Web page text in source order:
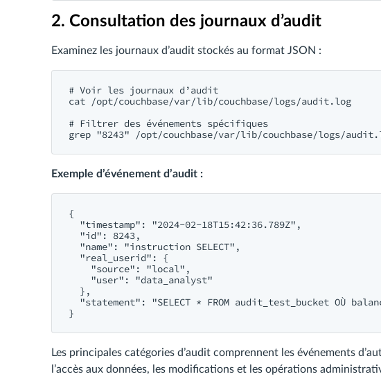
2. Consultation des journaux d’audit
Examinez les journaux d’audit stockés au format JSON :
# Voir les journaux d’audit
cat /opt/couchbase/var/lib/couchbase/logs/audit.log
# Filtrer des événements spécifiques
Exemple d’événement d’audit :
{
  "timestamp": "2024-02-18T15:42:36.789Z",
  "id": 8243,
  "name": "instruction S​E​L​E​C​T",
  "real_userid": {
    "source": "local",
    "user": "data_analyst"
  },
"statement": "S​E​L​E​C​T * F​R​O​M audit_test_bucket O​Ù
Les principales catégories d’audit comprennent les événements
l’accès aux données, les modifications et les opérations